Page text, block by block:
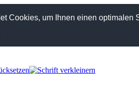
Cookies, um Ihnen einen